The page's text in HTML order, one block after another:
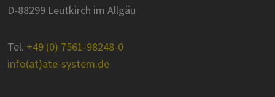
D-88299 Leutkirch im Allgäu
Tel. +49 (0) 7561-98248-0
info(at)ate-system.de